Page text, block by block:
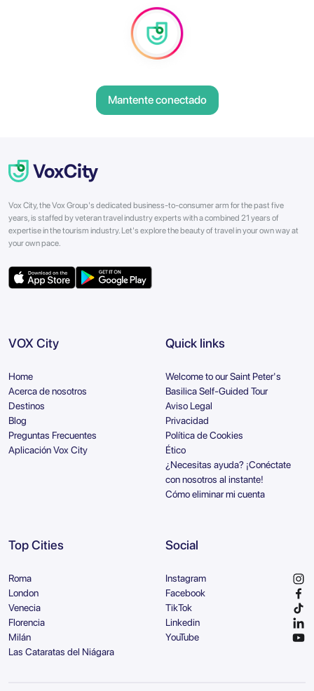
Mantente conectado
Vox City, the Vox Group's dedicated business-to-consumer arm for the past five
years, is staffed by veteran travel industry experts with a combined 21 years of
expertise in the tourism industry. Let's explore the beauty of travel in your own way at
your own pace.
VOX City
Home
Acerca de nosotros
Destinos
Blog
Preguntas Frecuentes
Aplicación Vox City
Quick links
Welcome to our Saint Peter's
Basilica Self-Guided Tour
Aviso Legal
Privacidad
Política de Cookies
Ético
¿Necesitas ayuda? ¡Conéctate
con nosotros al instante!
Cómo eliminar mi cuenta
Top Cities
Roma
London
Venecia
Florencia
Milán
Las Cataratas del Niágara
Social
Instagram
Facebook
TikTok
Linkedin
YouTube